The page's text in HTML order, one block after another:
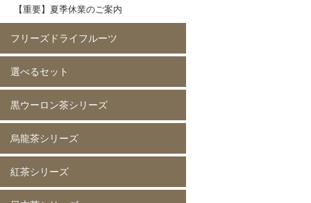
【重要】夏季休業のご案内
フリーズドライフルーツ
イチゴ(5mm)60g
イチゴ(5mm)200g
イチゴ(8mm)200g
フレーズホール50g
フレーズホール150g
イチゴスライス
バナナ60g
バナナ200g
マンゴー60g
マンゴー200g
ラズベリー60g
ラズベリー200g
黄桃60g
黄桃200g
コーン200g
選べるセット
選べる 2種類
黒ウーロン茶シリーズ
黒ウーロン茶 80g
黒ウーロン茶 250g
黒ウーロン茶 1kg
ジャスミンが香る
黒ウーロン茶 80g
ジャスミンが香る
黒ウーロン茶 250g
ジャスミンが香る
黒ウーロン茶 1kg
ピーチ黒ウーロン茶 80g
ピーチ黒ウーロン茶 250g
バニラ黒ウーロン茶 80g
アセロラ黒ウーロン茶 80g
烏龍茶シリーズ
烏龍茶 80g
烏龍茶 250g
烏龍茶 1kg
ピーチ烏龍茶 80g
カシス烏龍茶 80g
アップル烏龍茶 80g
マスカット烏龍茶 80g
紅茶シリーズ